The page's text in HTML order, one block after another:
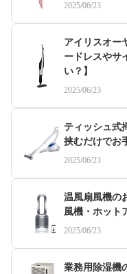
2025/06/23
アイリスオー
ードレスやサ
い？】
2025/06/23
ティッシュ式
挟むだけでお
2025/06/23
温風扇風機の
風機・ホット
2025/06/23
業務用除湿機